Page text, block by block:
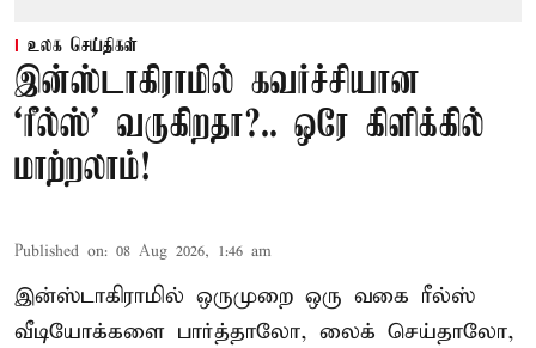
உலக செய்திகள்
இன்ஸ்டாகிராமில் கவர்ச்சியான
‘ரீல்ஸ்’ வருகிறதா?.. ஒரே கிளிக்கில்
மாற்றலாம்!
Published on: 08 Aug 2026, 1:46 am
இன்ஸ்டாகிராமில் ஒருமுறை ஒரு வகை ரீல்ஸ்
வீடியோக்களை பார்த்தாலோ, லைக் செய்தாலோ,